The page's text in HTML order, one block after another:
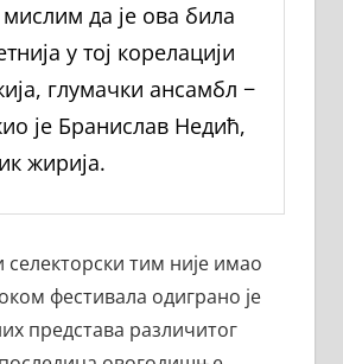
да је ова била
у тој корелацији
глумачки ансамбл −
је Бранислав Недић,
жирија.
тим није имао
фестивала одиграно је
представа различитог